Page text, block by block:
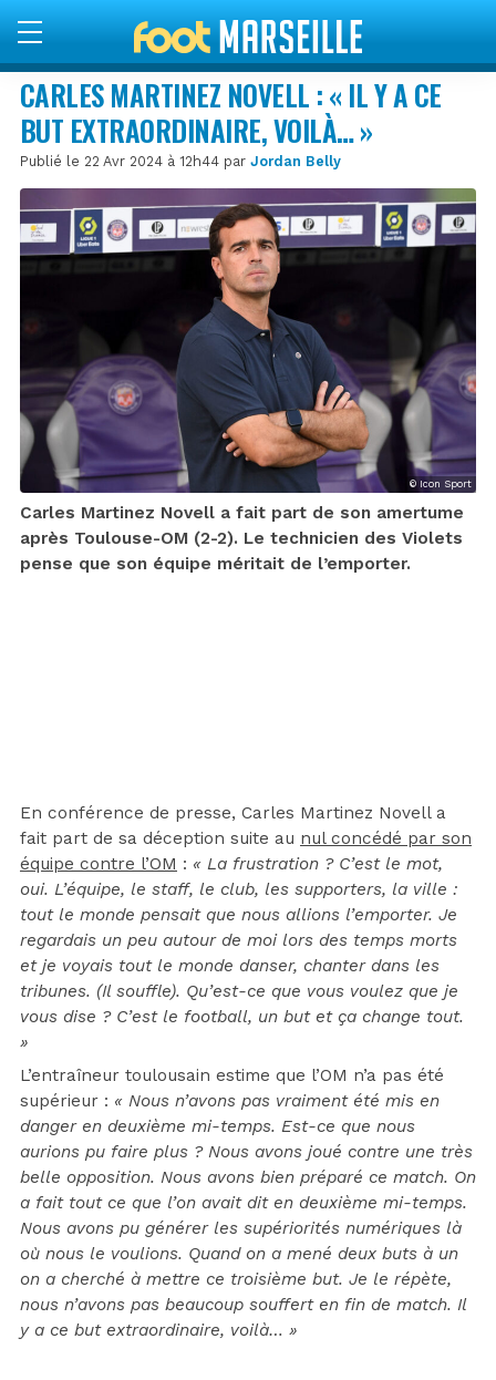
CARLES MARTINEZ NOVELL : « IL Y A CE
BUT EXTRAORDINAIRE, VOILÀ… »
Publié le 22 Avr 2024 à 12h44 par Jordan Belly
© Icon Sport
Carles Martinez Novell a fait part de son amertume
après Toulouse-OM (2-2). Le technicien des Violets
pense que son équipe méritait de l’emporter.
En conférence de presse, Carles Martinez Novell a
fait part de sa déception suite au nul concédé par son
équipe contre l’OM : « La frustration ? C’est le mot,
oui. L’équipe, le staff, le club, les supporters, la ville :
tout le monde pensait que nous allions l’emporter. Je
regardais un peu autour de moi lors des temps morts
et je voyais tout le monde danser, chanter dans les
tribunes. (Il souffle). Qu’est-ce que vous voulez que je
vous dise ? C’est le football, un but et ça change tout.
»
L’entraîneur toulousain estime que l’OM n’a pas été
supérieur : « Nous n’avons pas vraiment été mis en
danger en deuxième mi-temps. Est-ce que nous
aurions pu faire plus ? Nous avons joué contre une très
belle opposition. Nous avons bien préparé ce match. On
a fait tout ce que l’on avait dit en deuxième mi-temps.
Nous avons pu générer les supériorités numériques là
où nous le voulions. Quand on a mené deux buts à un
on a cherché à mettre ce troisième but. Je le répète,
nous n’avons pas beaucoup souffert en fin de match. Il
y a ce but extraordinaire, voilà… »